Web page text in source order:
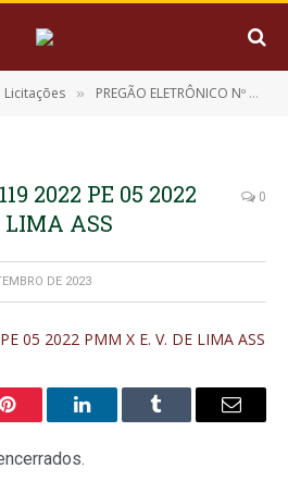
Licitações » PREGÃO ELETRÔNICO Nº 05/2022 (REGISTRO DE PREÇO PARA EVENTUAL AQUISIÇÃO DE GÊNEROS ALIMENTÍCIOS PARA MERENDA ESCOLAR)
2022 PE 05 2022
LIMA ASS
0
DE 2023
05 2022 PMM X E. V. DE LIMA ASS
Pinterest LinkedInTumblr
E-